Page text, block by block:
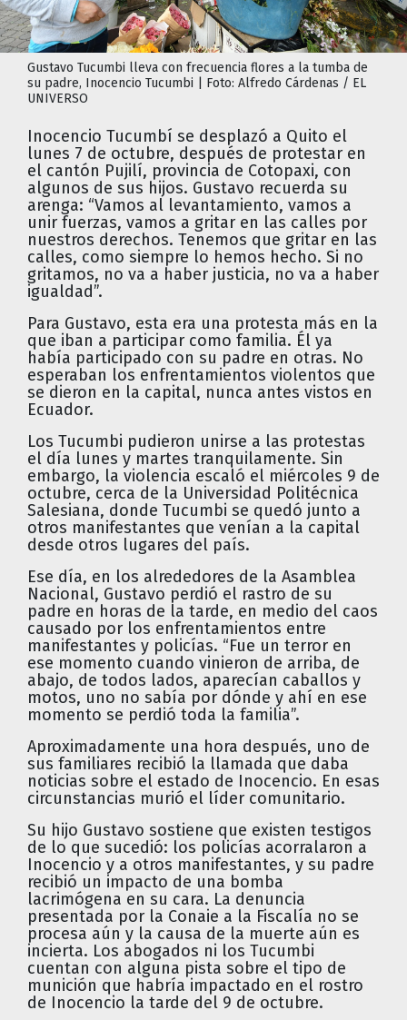
Gustavo Tucumbi lleva con frecuencia flores a la tumba de
su padre, Inocencio Tucumbi | Foto: Alfredo Cárdenas / EL
UNIVERSO
Inocencio Tucumbí se desplazó a Quito el
lunes 7 de octubre, después de protestar en
el cantón Pujilí, provincia de Cotopaxi, con
algunos de sus hijos. Gustavo recuerda su
arenga: “Vamos al levantamiento, vamos a
unir fuerzas, vamos a gritar en las calles por
nuestros derechos. Tenemos que gritar en las
calles, como siempre lo hemos hecho. Si no
gritamos, no va a haber justicia, no va a haber
igualdad”.
Para Gustavo, esta era una protesta más en la
que iban a participar como familia. Él ya
había participado con su padre en otras. No
esperaban los enfrentamientos violentos que
se dieron en la capital, nunca antes vistos en
Ecuador.
Los Tucumbi pudieron unirse a las protestas
el día lunes y martes tranquilamente. Sin
embargo, la violencia escaló el miércoles 9 de
octubre, cerca de la Universidad Politécnica
Salesiana, donde Tucumbi se quedó junto a
otros manifestantes que venían a la capital
desde otros lugares del país.
Ese día, en los alrededores de la Asamblea
Nacional, Gustavo perdió el rastro de su
padre en horas de la tarde, en medio del caos
causado por los enfrentamientos entre
manifestantes y policías. “Fue un terror en
ese momento cuando vinieron de arriba, de
abajo, de todos lados, aparecían caballos y
motos, uno no sabía por dónde y ahí en ese
momento se perdió toda la familia”.
Aproximadamente una hora después, uno de
sus familiares recibió la llamada que daba
noticias sobre el estado de Inocencio. En esas
circunstancias murió el líder comunitario.
Su hijo Gustavo sostiene que existen testigos
de lo que sucedió: los policías acorralaron a
Inocencio y a otros manifestantes, y su padre
recibió un impacto de una bomba
lacrimógena en su cara. La denuncia
presentada por la Conaie a la Fiscalía no se
procesa aún y la causa de la muerte aún es
incierta. Los abogados ni los Tucumbi
cuentan con alguna pista sobre el tipo de
munición que habría impactado en el rostro
de Inocencio la tarde del 9 de octubre.